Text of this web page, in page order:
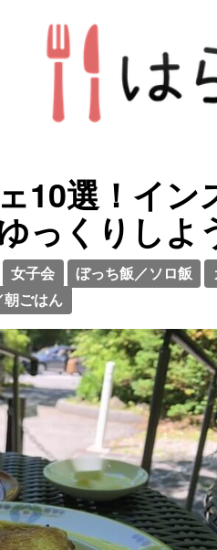
10選！イン
っくりしよ
女子会 ぼっち飯／ソロ飯
朝ごはん